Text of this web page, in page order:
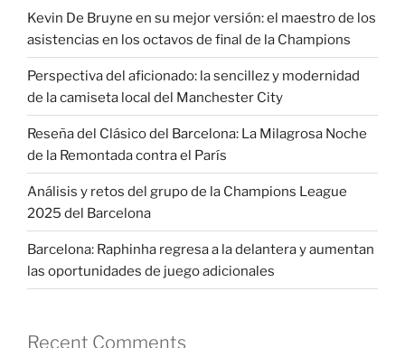
Kevin De Bruyne en su mejor versión: el maestro de los
asistencias en los octavos de final de la Champions
Perspectiva del aficionado: la sencillez y modernidad
de la camiseta local del Manchester City
Reseña del Clásico del Barcelona: La Milagrosa Noche
de la Remontada contra el París
Análisis y retos del grupo de la Champions League
2025 del Barcelona
Barcelona: Raphinha regresa a la delantera y aumentan
las oportunidades de juego adicionales
Recent Comments